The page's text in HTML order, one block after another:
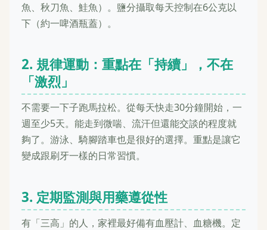
魚、秋刀魚、鮭魚）。鹽分攝取每天控制在6公克以
下（約一啤酒瓶蓋）。
2. 規律運動：重點在「持續」，不在
「激烈」
不需要一下子跑馬拉松。從每天快走30分鐘開始，一
週至少5天。能走到微喘、流汗但還能交談的程度就
夠了。游泳、騎腳踏車也是很好的選擇。重點是讓它
變成跟刷牙一樣的日常習慣。
3. 定期監測與用藥遵從性
有「三高」的人，家裡最好備有血壓計、血糖機。定